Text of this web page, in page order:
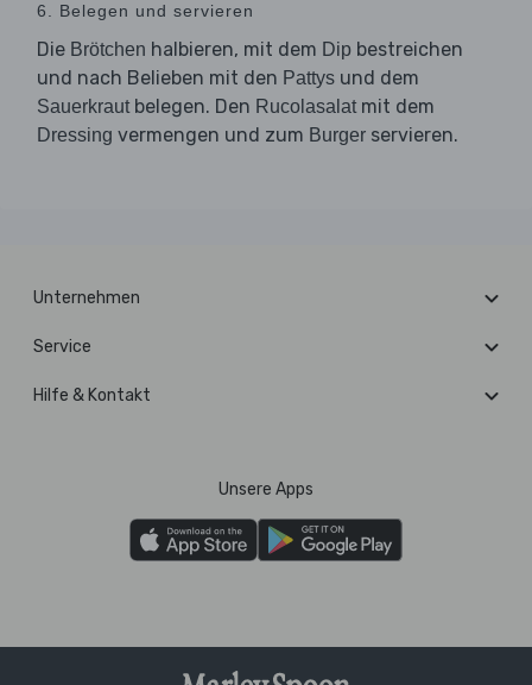
6. Belegen und servieren
Die Brötchen halbieren, mit dem Dip bestreichen
und nach Belieben mit den Pattys und dem
Sauerkrautbelegen. Den Rucolasalatmit dem
Dressing vermengen und zum Burger servieren.
Unternehmen
Service
Hilfe & Kontakt
Unsere Apps